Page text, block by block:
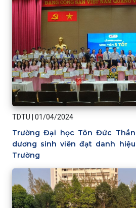
TDTU 01/04/2024
Trường Đại học Tôn Đức
dương sinh viên đạt danh
Trường